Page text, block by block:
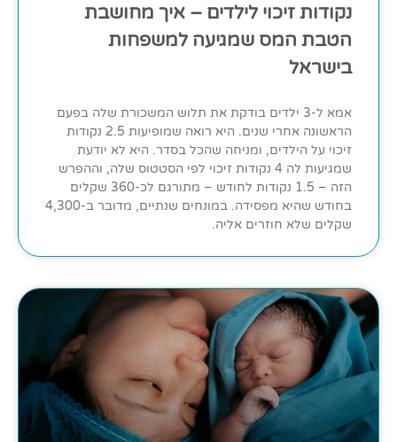
נקודות זיכוי לילדים – איך מחושבת
הטבת המס שמגיעה למשפחות
בישראל
אמא ל-3 ילדים בודקת את תלוש המשכורת שלה בפעם
הראשונה אחרי שנים. היא רואה שמופיעות 2.5 נקודות
זיכוי על הילדים, ומניחה שהכל בסדר. היא לא יודעת
שמגיעות לה 4 נקודות זיכוי לפי הסטטוס שלה, וההפרש
הזה – 1.5 נקודות לחודש – מתורגם לכ-360 שקלים
בחודש שהיא מפסידה. במונחים שנתיים, מדובר ב-4,300
שקלים שלא חוזרים אליה.